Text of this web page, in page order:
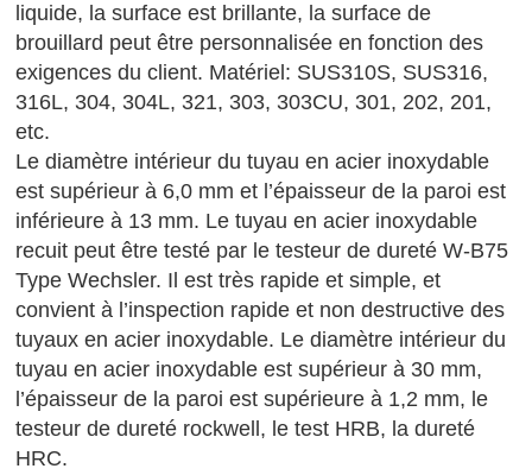
liquide, la surface est brillante, la surface de
brouillard peut être personnalisée en fonction des
exigences du client. Matériel: SUS310S, SUS316,
316L, 304, 304L, 321, 303, 303CU, 301, 202, 201,
etc.
Le diamètre intérieur du tuyau en acier inoxydable
est supérieur à 6,0 mm et l’épaisseur de la paroi est
inférieure à 13 mm. Le tuyau en acier inoxydable
recuit peut être testé par le testeur de dureté W-B75
Type Wechsler. Il est très rapide et simple, et
convient à l’inspection rapide et non destructive des
tuyaux en acier inoxydable. Le diamètre intérieur du
tuyau en acier inoxydable est supérieur à 30 mm,
l’épaisseur de la paroi est supérieure à 1,2 mm, le
testeur de dureté rockwell, le test HRB, la dureté
HRC.